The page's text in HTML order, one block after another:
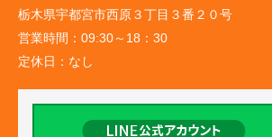
栃木県宇都宮市西原３丁目３番２０号
営業時間： 09:30～18：30
定休日： なし